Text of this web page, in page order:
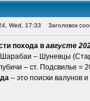
Wed, 17:33 Заголовок
похода в августе
– Шуневцы
– ст. Подсвилье =
– это поиски валунов